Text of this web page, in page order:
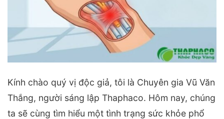
Kính chào quý vị độc giả, tôi là Chuyên gia Vũ Văn
Thắng, người sáng lập Thaphaco. Hôm nay, chúng
ta sẽ cùng tìm hiểu một tình trạng sức khỏe phổ